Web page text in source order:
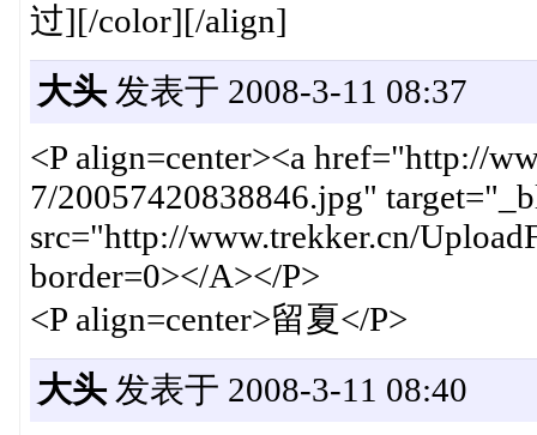
过][/color][/align]
大头发表于 2008-3-11 08:37
<P align=center><a href="http://
7/20057420838846.jpg"
src="http://www.trekker.cn/
border=0></A></P>
<P align=center>留夏</P>
大头发表于 2008-3-11 08:40